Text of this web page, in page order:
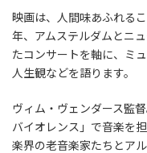
映画は、人間味あふれる
年、アムステルダムとニ
たコンサートを軸に、ミ
人生観などを語ります。
ヴィム・ヴェンダース監
バイオレンス」で音楽を
楽界の老音楽家たちとア